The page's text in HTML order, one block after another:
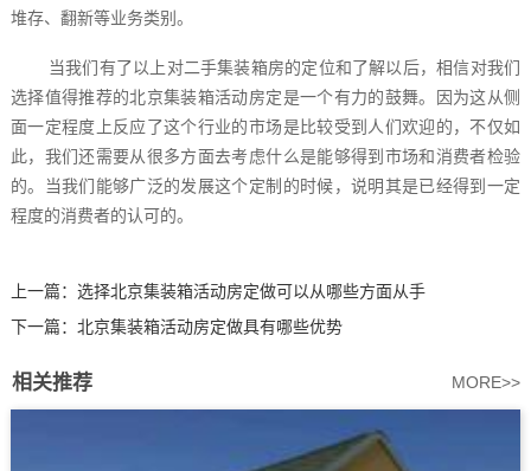
堆存、翻新等业务类别。
当我们有了以上对二手集装箱房的定位和了解以后，相信对我们
选择值得推荐的北京集装箱活动房定是一个有力的鼓舞。因为这从侧
面一定程度上反应了这个行业的市场是比较受到人们欢迎的，不仅如
此，我们还需要从很多方面去考虑什么是能够得到市场和消费者检验
的。当我们能够广泛的发展这个定制的时候，说明其是已经得到一定
程度的消费者的认可的。
上一篇： 选择北京集装箱活动房定做可以从哪些方面从手
下一篇： 北京集装箱活动房定做具有哪些优势
相关推荐 MORE>>